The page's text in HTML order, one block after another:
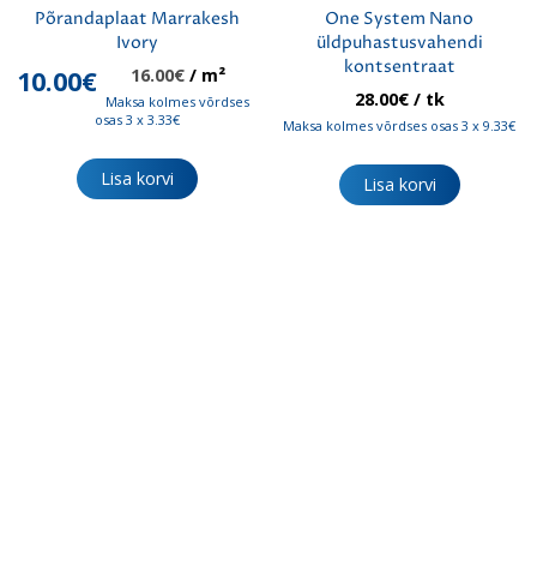
Põrandaplaat Marrakesh
Ivory
16.00€ Algne
hind
10.00€
Praegune
hind
/ m²
Maksa kolmes võrdses
osas 3 x 3.33€
Lisa korvi
One System Nano
üldpuhastusvahendi
kontsentraat
28.00€/ tk
Maksa kolmes võrdses osas 3 x 9.33€
Lisa korvi